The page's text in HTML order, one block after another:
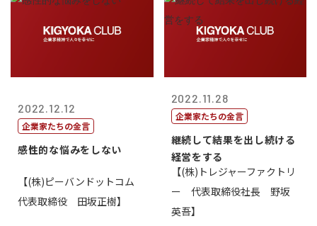
2022.12.12
企業家たちの金言
感性的な悩みをしない
【(株)ピーバンドットコム
代表取締役 田坂正樹】
2022.11.28
企業家たちの金言
継続して結果を出し続ける
経営をする
【(株)トレジャーファクトリ
ー 代表取締役社長 野坂
英吾】